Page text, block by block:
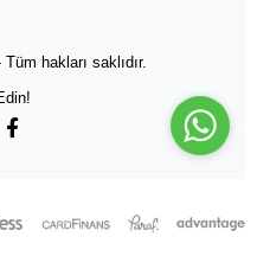
hakları saklıdır.